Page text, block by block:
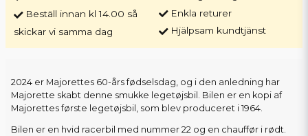
Beställ innan kl 14.00 så
skickar vi samma dag
Enkla returer
Hjälpsam kundtjänst
2024 er Majorettes 60-års fødselsdag, og i den anledning har
Majorette skabt denne smukke legetøjsbil. Bilen er en kopi af
Majorettes første legetøjsbil, som blev produceret i 1964.
Bilen er en hvid racerbil med nummer 22 og en chauffør i rødt.